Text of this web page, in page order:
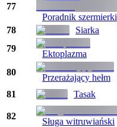
77
Poradnik szermierki
78 Siarka
79
Ektoplazma
80
Przerażający hełm
81 Tasak
82
Sługa witruwiański